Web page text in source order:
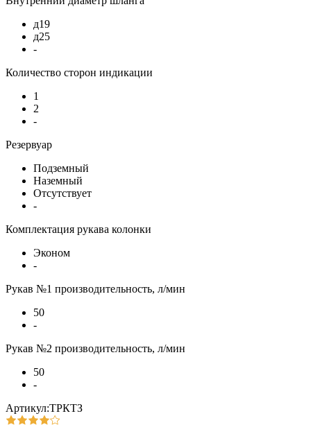
д19
д25
-
Количество сторон индикации
1
2
-
Резервуар
Подземный
Наземный
Отсутствует
-
Комплектация рукава колонки
Эконом
-
Рукав №1 производительность, л/мин
50
-
Рукав №2 производительность, л/мин
50
-
Артикул:ТРКТЗ